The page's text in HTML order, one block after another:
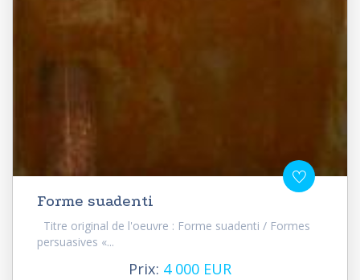
Forme suadenti
Titre original de l'oeuvre : Forme suadenti / Formes
persuasives «...
Prix: 4 000 EUR